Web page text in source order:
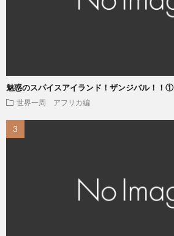
魅惑のスパイスアイランド！ザンジバル！！①
世界一周 アフリカ編